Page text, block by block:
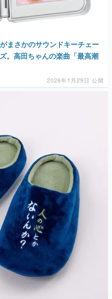
まさかのサウンドキーチェー
。高田ちゃんの楽曲「最高潮
2026年1月29日 公開